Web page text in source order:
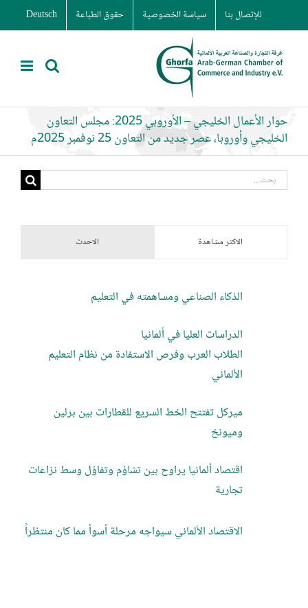
to
content
للإتصال بنا سياسة الخصوصية حقوق الطباعة Deutsch
حوار الأعمال الخليجي – الأوروبي 2025: مجلس التعاون
الخليجي وأوروبا، عصر جديد من التعاون 25 نوفمبر 2025م
البحث
الاكثر مشاهدة الاحدث
الذكاء الصناعي ومساهمته في التعليم
الدراسات العليا في ألمانيا
الطلاب العرب وفرص الاستفادة من نظام التعليم
الألماني
ميركل تفتتح الخط السريع للقطارات بين برلين
وميونخ
اقتصاد ألمانيا يراوح بين تشاؤم وتفاؤل وسط نزاعات
تجارية
الاقتصاد الألماني سيواجه مرحلة أسوأ مما كان منتظراً